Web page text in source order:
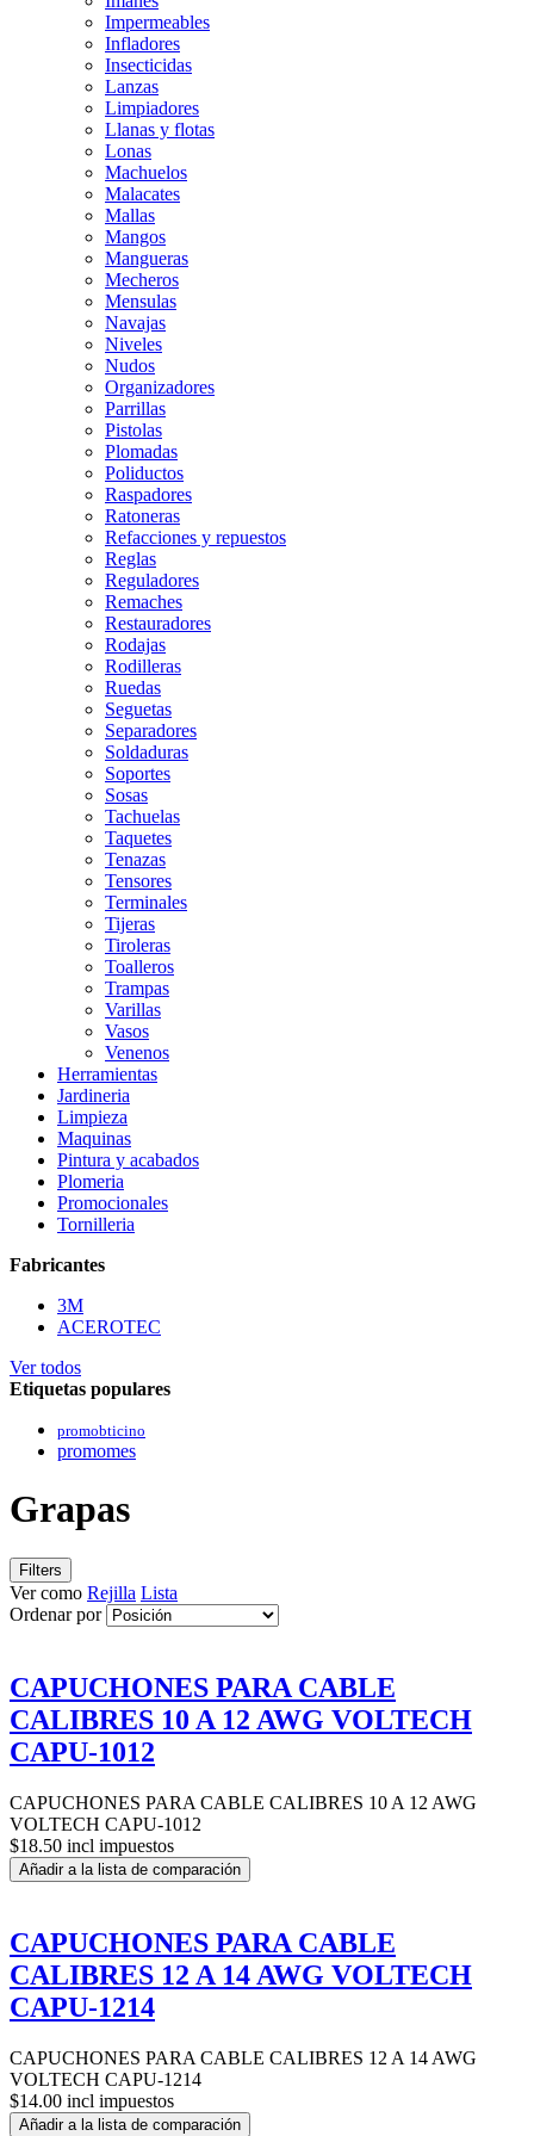
Impermeables
Infladores
Insecticidas
Lanzas
Limpiadores
Llanas y flotas
Lonas
Machuelos
Malacates
Mallas
Mangos
Mangueras
Mecheros
Mensulas
Navajas
Niveles
Nudos
Organizadores
Parrillas
Pistolas
Plomadas
Poliductos
Raspadores
Ratoneras
Refacciones y repuestos
Reglas
Reguladores
Remaches
Restauradores
Rodajas
Rodilleras
Ruedas
Seguetas
Separadores
Soldaduras
Soportes
Sosas
Tachuelas
Taquetes
Tenazas
Tensores
Terminales
Tijeras
Tiroleras
Toalleros
Trampas
Varillas
Vasos
Venenos
Herramientas
Jardineria
Limpieza
Maquinas
Pintura y acabados
Plomeria
Promocionales
Tornilleria
Fabricantes
3M
ACEROTEC
Ver todos
Etiquetas populares
promobticino
promomes
Grapas
Filters
Ver como Rejilla Lista
Ordenar por
CAPUCHONES PARA CABLE
CALIBRES 10 A 12 AWG VOLTECH
CAPU-1012
CAPUCHONES PARA CABLE CALIBRES 10 A 12 AWG
VOLTECH CAPU-1012
$18.50 incl impuestos
Añadir a la lista de comparación
CAPUCHONES PARA CABLE
CALIBRES 12 A 14 AWG VOLTECH
CAPU-1214
CAPUCHONES PARA CABLE CALIBRES 12 A 14 AWG
VOLTECH CAPU-1214
$14.00 incl impuestos
Añadir a la lista de comparación